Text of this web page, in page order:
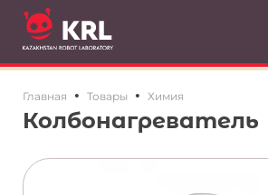
Главная • Товары • Химия
Колбонагреватель